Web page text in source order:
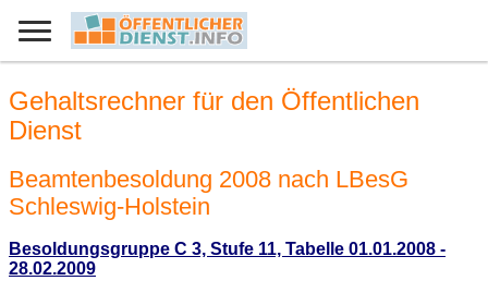
Gehaltsrechner für den Öffentlichen
Dienst
Beamtenbesoldung 2008 nach LBesG
Schleswig-Holstein
Besoldungsgruppe C 3, Stufe 11, Tabelle 01.01.2008 -
28.02.2009